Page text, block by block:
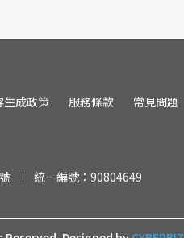
生成政策 服務條款 常見問題
統一編號：90804649